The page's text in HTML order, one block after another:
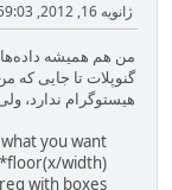
ژانویه 16, 2012, 01:59:03 بعد از ظهر
من هم همیشه
گنوپلات تا جایی که
هیستوگرام ندارد،